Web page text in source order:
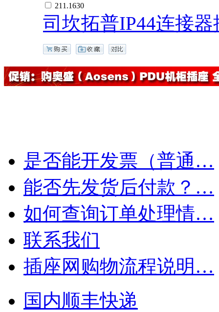
211.1630
司坎拓普IP44连接
是否能开发票（普通…
能否先发货后付款？…
如何查询订单处理情…
联系我们
插座网购物流程说明…
国内顺丰快递